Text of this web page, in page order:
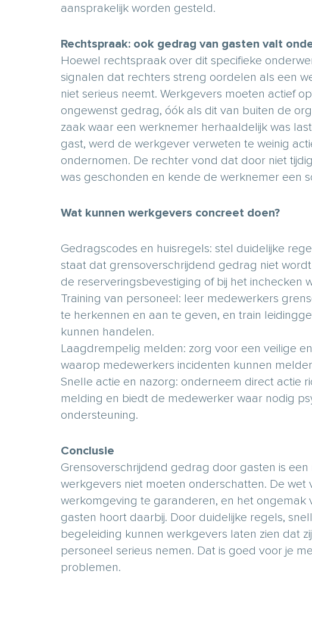
aansprakelijk worden gesteld.
Rechtspraak: ook gedrag van gasten valt
Hoewel rechtspraak over dit specifieke
signalen dat rechters streng oordelen als een
niet serieus neemt. Werkgevers moeten actief
ongewenst gedrag, óók als dit van buiten de
zaak waar een werknemer herhaaldelijk was
gast, werd de werkgever verweten te weinig
ondernomen. De rechter vond dat door niet
was geschonden en kende de werknemer een
Wat kunnen werkgevers concreet doen?
Gedragscodes en huisregels: stel duidelijke
staat dat grensoverschrijdend gedrag niet
de reserveringsbevestiging of bij het inchecken
Training van personeel: leer medewerkers
te herkennen en aan te geven, en train
kunnen handelen.
Laagdrempelig melden: zorg voor een veilige
waarop medewerkers incidenten kunnen
Snelle actie en nazorg: onderneem direct actie
melding en biedt de medewerker waar nodig
ondersteuning.
Conclusie
Grensoverschrijdend gedrag door gasten is
werkgevers niet moeten onderschatten. De wet
werkomgeving te garanderen, en het ongemak
gasten hoort daarbij. Door duidelijke regels,
begeleiding kunnen werkgevers laten zien dat
personeel serieus nemen. Dat is goed voor je
problemen.